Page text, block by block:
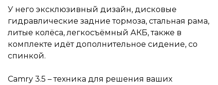
подведёт!
У него эксклюзивный дизайн, дисковые
гидравлические задние тормоза, стальная рама,
литые колёса, легкосъёмный АКБ, также в
комплекте идёт дополнительное сидение, со
спинкой.
Camry 3.5 – техника для решения ваших